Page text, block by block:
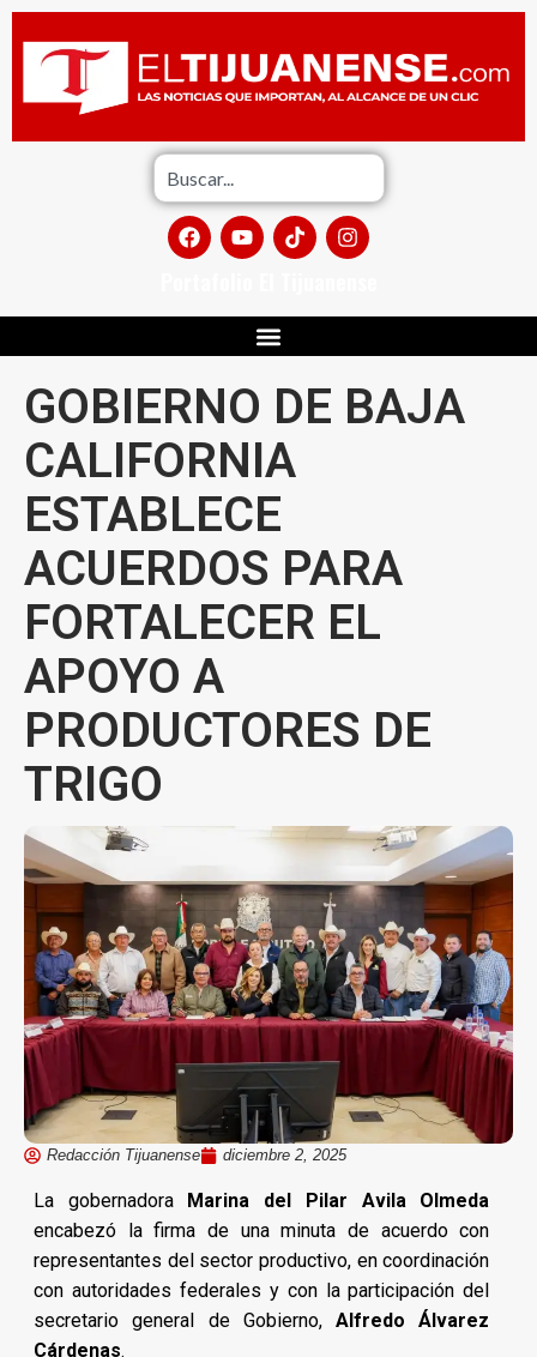
GOBIERNO DE BAJA
CALIFORNIA
ESTABLECE
ACUERDOS PARA
FORTALECER EL
APOYO A
PRODUCTORES DE
TRIGO
Redacción Tijuanense diciembre 2, 2025
La gobernadora Marina del Pilar Avila Olmeda
encabezó la firma de una minuta de acuerdo con
representantes del sector productivo, en coordinación
con autoridades federales y con la participación del
secretario general de Gobierno,Alfredo Álvarez
Cárdenas.